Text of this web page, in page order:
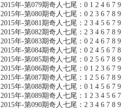
2015年-第079期奇人七尾：0 1 2 4 6 7 9
2015年-第080期奇人七尾：0 2 3 6 7 8 9
2015年-第081期奇人七尾：2 3 4 5 6 7 9
2015年-第082期奇人七尾：2 3 4 6 7 8 9
2015年-第083期奇人七尾：0 2 4 6 7 8 9
2015年-第084期奇人七尾：0 2 4 5 6 7 8
2015年-第085期奇人七尾：0 2 5 6 7 8 9
2015年-第086期奇人七尾：0 1 2 3 6 7 9
2015年-第087期奇人七尾：1 2 5 6 7 8 9
2015年-第088期奇人七尾：0 1 4 5 6 7 9
2015年-第089期奇人七尾：1 2 3 4 5 6 7
2015年-第090期奇人七尾：2 3 4 6 7 8 9